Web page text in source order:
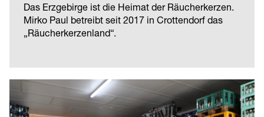
Das Erzgebirge ist die Heimat der Räucherkerzen.
Mirko Paul betreibt seit 2017 in Crottendorf das
„Räucherkerzenland“.